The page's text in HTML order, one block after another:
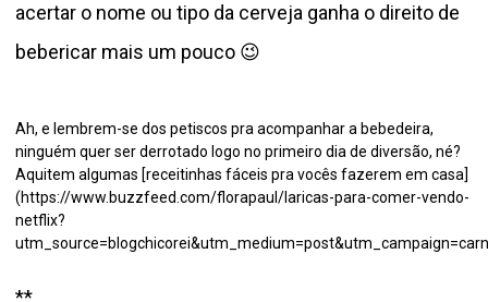
acertar o nome ou tipo da cerveja ganha o direito de
bebericar mais um pouco 😉
Ah, e lembrem-se dos petiscos pra acompanhar a bebedeira,
ninguém quer ser derrotado logo no primeiro dia de diversão, né?
Aquitem algumas [receitinhas fáceis pra vocês fazerem em casa]
(https://www.buzzfeed.com/florapaul/laricas-para-comer-vendo-
netflix?